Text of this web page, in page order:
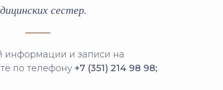
сестер.
информации и записи на
по телефону +7 (351) 214 98 98;